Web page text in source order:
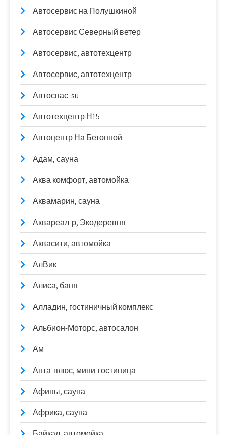
Автосервис на Полушкиной
Автосервис Северный ветер
Автосервис, автотехцентр
Автосервис, автотехцентр
Автоспас. su
Автотехцентр Н15
Автоцентр На Бетонной
Адам, сауна
Аква комфорт, автомойка
Аквамарин, сауна
Аквареал-р, Экодеревня
Аквасити, автомойка
АлВик
Алиса, баня
Алладин, гостиничный комплекс
Альбион-Моторс, автосалон
Ам
Анта-плюс, мини-гостиница
Афины, сауна
Африка, сауна